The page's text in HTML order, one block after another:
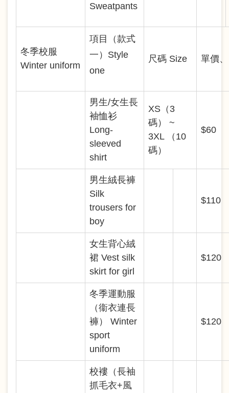
Sweatpants
冬季校服
Winter uniform
項目（款式
一）Style
one
尺碼 Size 單價
男生/女生長
袖恤衫
Long-
sleeved
shirt
XS（3
碼） ~
3XL （10
碼）
$60
男生絨長褲
Silk
trousers for
boy
$110
女生背心絨
裙 Vest silk
skirt for girl
$120
冬季運動服
（衞衣連長
褲） Winter
sport
uniform
$120
校褸（長袖
抓毛衣+風